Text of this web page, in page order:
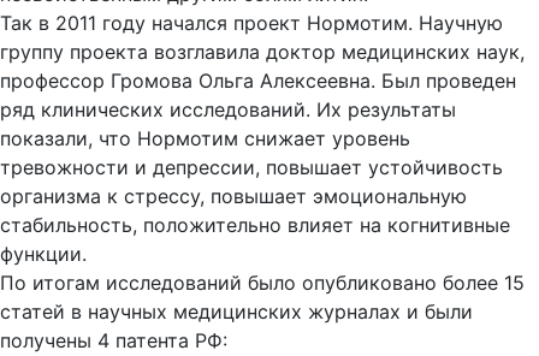
Так в 2011 году начался проект Нормотим. Научную
группу проекта возглавила доктор медицинских наук,
профессор Громова Ольга Алексеевна. Был проведен
ряд клинических исследований. Их результаты
показали, что Нормотим снижает уровень
тревожности и депрессии, повышает устойчивость
организма к стрессу, повышает эмоциональную
стабильность, положительно влияет на когнитивные
функции.
По итогам исследований было опубликовано более 15
статей в научных медицинских журналах и были
получены 4 патента РФ: